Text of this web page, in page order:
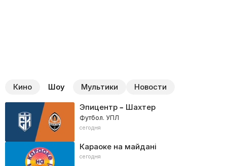
Кино Шоу Мультики Новости
Эпицентр – Шахтер
Футбол. УПЛ
сегодня
Караоке на майдані
сегодня